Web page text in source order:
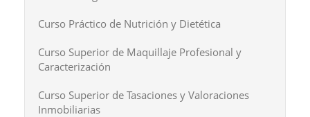
Curso Práctico de Nutrición y Dietética
Curso Superior de Maquillaje Profesional y
Caracterización
Curso Superior de Tasaciones y Valoraciones
Inmobiliarias